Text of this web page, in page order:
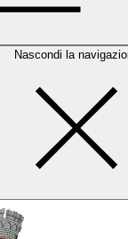
Nascondi la